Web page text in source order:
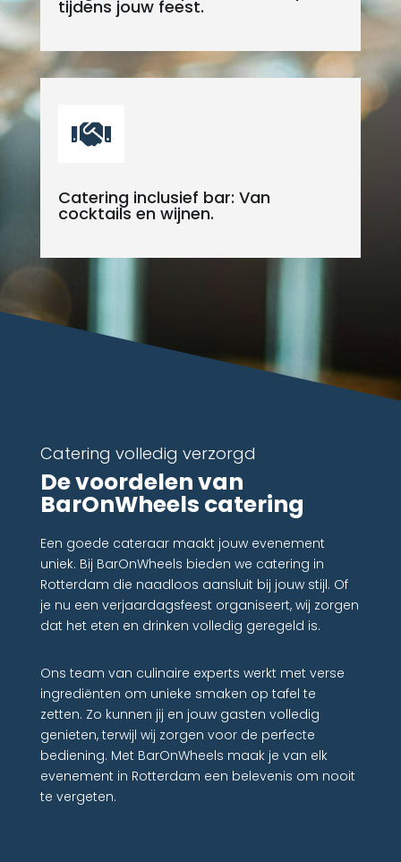
tijdens jouw feest.

Catering inclusief bar: Van
cocktails en wijnen.
Catering volledig verzorgd
De voordelen van
BarOnWheels catering
Een goede cateraar maakt jouw evenement
uniek. Bij BarOnWheels bieden we catering in
Rotterdam die naadloos aansluit bij jouw stijl. Of
je nu een verjaardagsfeest organiseert, wij zorgen
dat het eten en drinken volledig geregeld is.
Ons team van culinaire experts werkt met verse
ingrediënten om unieke smaken op tafel te
zetten. Zo kunnen jij en jouw gasten volledig
genieten, terwijl wij zorgen voor de perfecte
bediening. Met BarOnWheels maak je van elk
evenement in Rotterdam een belevenis om nooit
te vergeten.